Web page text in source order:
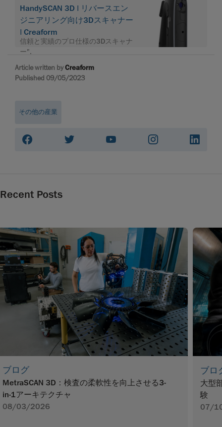
HandySCAN 3D | リバースエン
ジニアリング向け3Dスキャナー
| Creaform
信頼と実績のプロ仕様の3Dスキャナ
ー".
Article written byCreaform
Published 09/05/2023
その他の産業
Recent Posts
ブログ
MetraSCAN 3D：検査の柔軟性を向上させる3-
in-1アーキテクチャ
08/03/2026
ブロ
大型
験
07/